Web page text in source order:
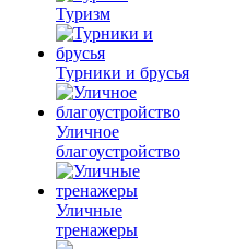
Туризм
Турники и брусья
Уличное
благоустройство
Уличные
тренажеры